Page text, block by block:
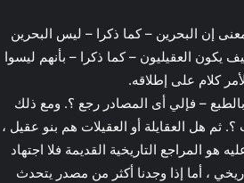
إن البحرين – كما ذكرا – ليس البحرين
يكون العقيليون – كما ذكرا – بأنهم ليسوا
كلام على إطلاقه.
– فإلي أى المصادر رجع ؟. ومع ذلك
ثم هل العقايلة أو العقيلات هم بنو عقيل ،
المراجع التاريخية القديمة فلا اجتهاد
، أما إذا وجدنا أكثر من مصدر يتحدث